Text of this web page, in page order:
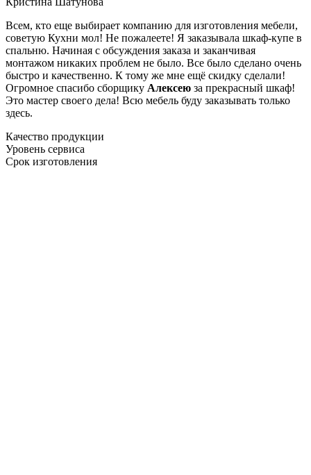
Всем, кто еще выбирает компанию для изготовления мебели,
советую Кухни мол! Не пожалеете! Я заказывала шкаф-купе в
спальню. Начиная с обсуждения заказа и заканчивая
монтажом никаких проблем не было. Все было сделано очень
быстро и качественно. К тому же мне ещё скидку сделали!
Огромное спасибо сборщику Алексею за прекрасный шкаф!
Это мастер своего дела! Всю мебель буду заказывать только
здесь.
Качество продукции
Уровень сервиса
Срок изготовления